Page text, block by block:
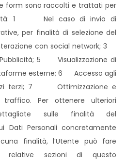
form sono raccolti e trattati per
1 Nel caso di invio di
per finalità di selezione del
con social network; 3
5 Visualizzazione di
esterne; 6 Accesso agli
terzi; 7 Ottimizzazione e
traffico. Per ottenere ulteriori
sulle finalità del
Dati Personali concretamente
finalità, l’Utente può fare
relative sezioni di questo